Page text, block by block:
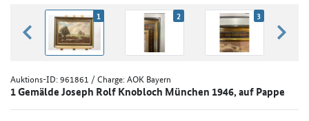
zurück blättern
1 2 3
Auktions-ID:961861 / Charge: AOK Bayern
1 Gemälde Joseph Rolf Knobloch München 1946, auf Pappe